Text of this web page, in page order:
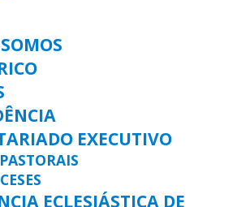
EXECUTIVO
ECLESIÁSTICA DE